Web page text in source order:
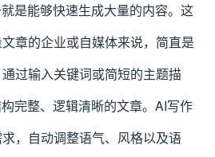
是能够快速生成大量的内容。这
章的企业或自媒体来说，简直是
过输入关键词或简短的主题描
完整、逻辑清晰的文章。AI写作
，自动调整语气、风格以及语